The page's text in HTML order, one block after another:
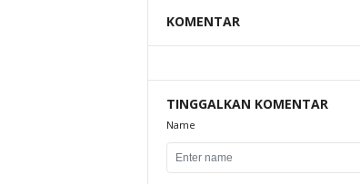
KOMENTAR
TINGGALKAN KOMENTAR
Name